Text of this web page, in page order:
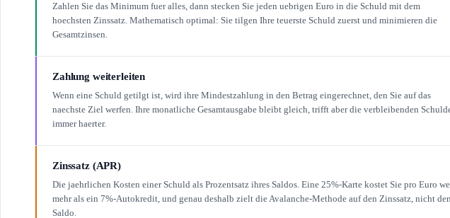
Zahlen Sie das Minimum fuer alles, dann stecken Sie jeden uebrigen Euro in die Schuld mit dem
hoechsten Zinssatz. Mathematisch optimal: Sie tilgen Ihre teuerste Schuld zuerst und minimieren die
Gesamtzinsen.
Zahlung weiterleiten
Wenn eine Schuld getilgt ist, wird ihre Mindestzahlung in den Betrag eingerechnet, den Sie auf das
naechste Ziel werfen. Ihre monatliche Gesamtausgabe bleibt gleich, trifft aber die verbleibenden
immer haerter.
Zinssatz (APR)
Die jaehrlichen Kosten einer Schuld als Prozentsatz ihres Saldos. Eine 25%-Karte kostet Sie pro Euro
mehr als ein 7%-Autokredit, und genau deshalb zielt die Avalanche-Methode auf den Zinssatz, nicht den
Saldo.